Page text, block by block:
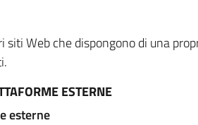
Web che dispongono di una
ESTERNE
esterne